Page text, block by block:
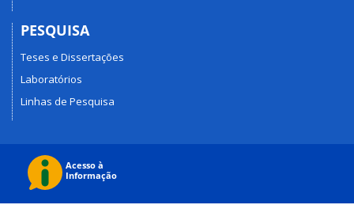
PESQUISA
Teses e Dissertações
Laboratórios
Linhas de Pesquisa